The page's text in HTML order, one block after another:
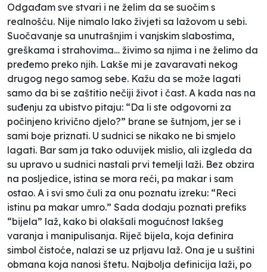
Odgađam sve stvari i ne želim da se suočim s
realnošću. Nije nimalo lako živjeti sa lažovom u sebi.
Suočavanje sa unutrašnjim i vanjskim slabostima,
greškama i strahovima… živimo sa njima i ne želimo da
pređemo preko njih. Lakše mi je zavaravati nekog
drugog nego samog sebe. Kažu da se može lagati
samo da bi se zaštitio nečiji život i čast. A kada nas na
suđenju za ubistvo pitaju: “Da li ste odgovorni za
počinjeno krivično djelo?” brane se šutnjom, jer se i
sami boje priznati. U sudnici se nikako ne bi smjelo
lagati. Bar sam ja tako oduvijek mislio, ali izgleda da
su upravo u sudnici nastali prvi temelji laži. Bez obzira
na posljedice, istina se mora reći, pa makar i sam
ostao. A i svi smo čuli za onu poznatu izreku: “Reci
istinu pa makar umro.” Sada dodaju poznati prefiks
“bijela” laž, kako bi olakšali mogućnost lakšeg
varanja i manipulisanja. Riječ bijela, koja definira
simbol čistoće, nalazi se uz prljavu laž. Ona je u suštini
obmana koja nanosi štetu. Najbolja definicija laži, po